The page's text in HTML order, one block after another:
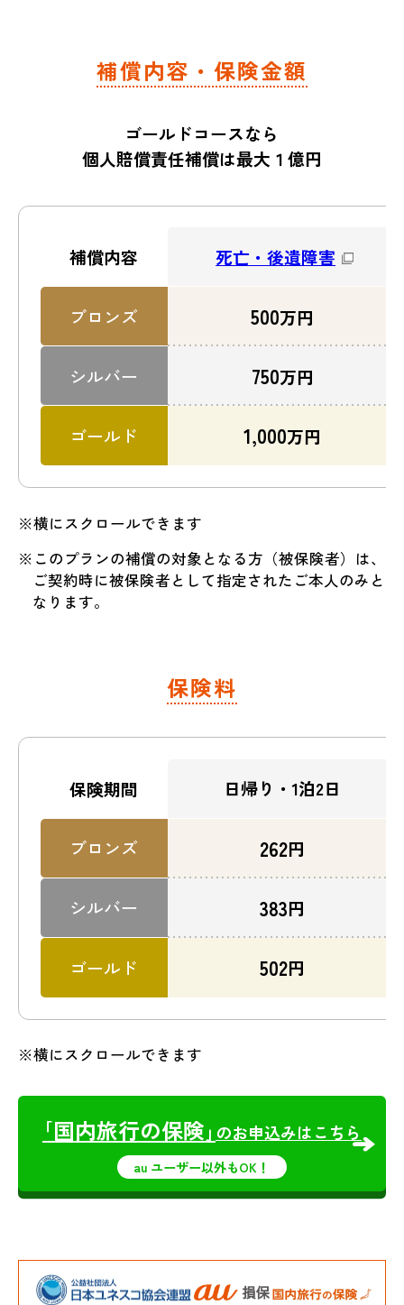
補償内容・保険金額
ゴールドコースなら
個人賠償責任補償は最大１億円
補償内容
ブロンズ
シルバー
ゴールド
死亡・後遺障害
500万円
750万円
1,000万円
※横にスクロールできます
※このプランの補償の対象となる方（被保険者）は、
ご契約時に被保険者として指定されたご本人のみと
なります。
保険料
保険期間
ブロンズ
シルバー
ゴールド
日帰り・1泊2日
262円
383円
502円
※横にスクロールできます
｢国内旅行の保険｣ のお申込みはこちら
au ユーザー以外もOK！